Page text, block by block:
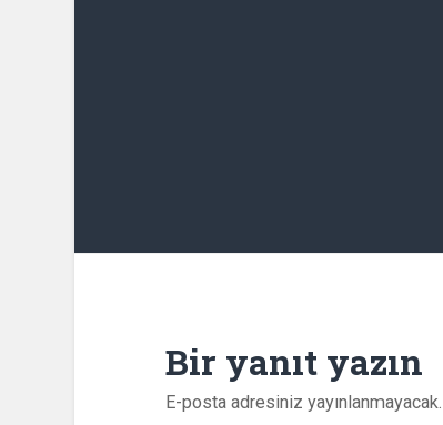
Bir yanıt yazın
E-posta adresiniz yayınlanmayacak.